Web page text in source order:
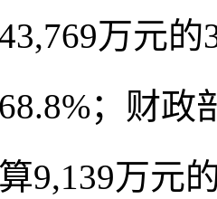
万元的
；财政
9,139万元